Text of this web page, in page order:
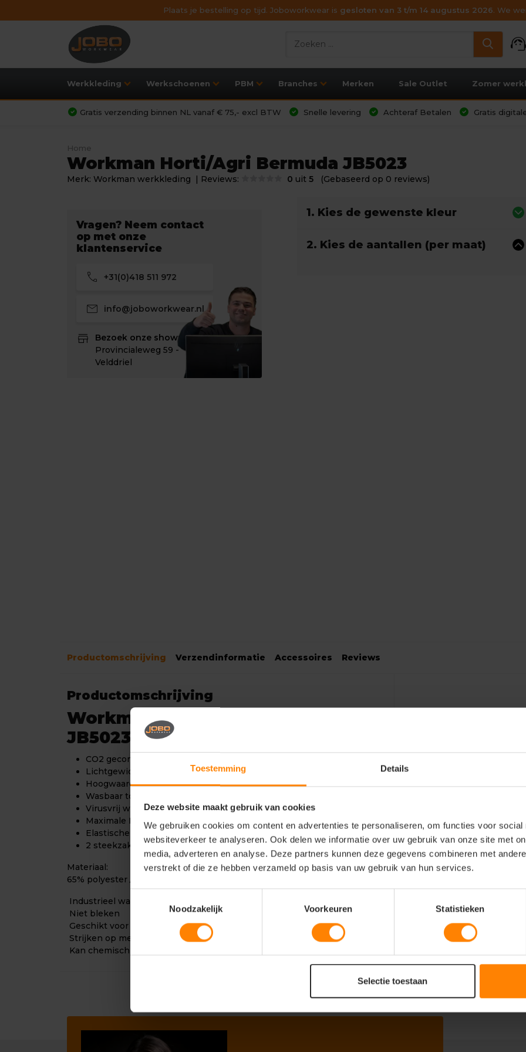
Toestemming Details
Deze website maakt gebruik van cookies
We gebruiken cookies om content en advertenties te personaliseren, om functies voor social
websiteverkeer te analyseren. Ook delen we informatie over uw gebruik van onze site met
media, adverteren en analyse. Deze partners kunnen deze gegevens combineren met
verstrekt of die ze hebben verzameld op basis van uw gebruik van hun services.
Noodzakelijk
Voorkeuren Statistieken
Selectie toestaan
Plaats je bestelling op tijd. Joboworkwear is gesloten van 3 t/m 14 augustus 2026. We
support_agent
Werkkleding Werkschoenen PBM Branches Merken Sale Outlet Zomer
Gratis verzending binnen NL vanaf € 75,- excl BTW Snelle levering Achteraf Betalen Gratis
Home
Workman Horti/Agri Bermuda JB5023
Merk: Workman werkkleding | Reviews: 0 uit 5 (Gebaseerd op 0 reviews)
Vragen? Neem contact
op met onze
klantenservice
call +31(0)418 511 972
mail info@joboworkwear.nl
store
Bezoek onze showroom:
Provincialeweg 59 -
Velddriel
1. Kies de gewenste kleur
2. Kies de aantallen (per maat)
Productomschrijving Verzendinformatie Accessoires Reviews
Productomschrijving
Workman Horti/Agri Bermuda
JB5023
CO2 gecompenseerd
Lichtgewicht
Hoogwaardige, duurzame materialen
Wasbaar tot wel 85°C
Virusvrij wasresultaat
Maximale ROI
Elastische tailleband op de heup
2 steekzakken
Materiaal:
65% polyester / 35% katoen
Industrieel wasbaar op 85°C
Niet bleken
Geschikt voor in de droogtrommel, op lage temperatuur
Strijken op medium temperatuur
Kan chemisch gereinigd worden